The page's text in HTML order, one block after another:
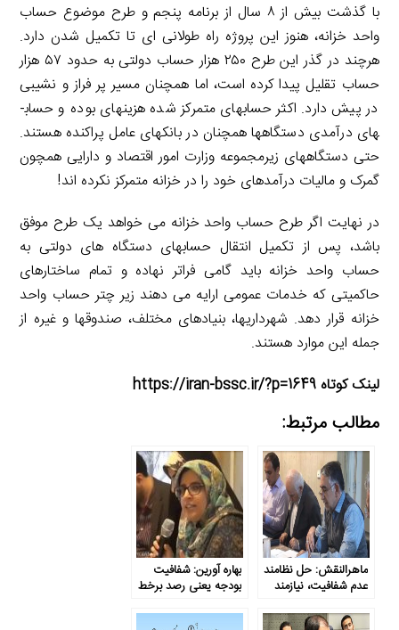
با گذشت بیش از ۸ سال از برنامه پنجم و طرح موضوع حساب
واحد خزانه، هنوز این پروژه راه طولانی­ ای تا تکمیل شدن دارد.
هرچند در گذر این طرح ۲۵۰ هزار حساب دولتی به حدود ۵۷ هزار
حساب تقلیل پیدا کرده است، اما همچنان مسیر پر فراز و نشیبی
در پیش دارد. اکثر حساب­های متمرکز شده هزینه­ای بوده و حساب­
های درآمدی دستگاه­ها همچنان در بانک­های عامل پراکنده هستند.
حتی دستگاه­های زیرمجموعه وزارت امور اقتصاد و دارایی همچون
گمرک و مالیات درآمدهای خود را در خزانه متمرکز نکرده­ اند!
در نهایت اگر طرح حساب واحد خزانه می­ خواهد یک طرح موفق
باشد، پس از تکمیل انتقال حساب­های دستگاه های دولتی به
حساب واحد خزانه باید گامی فراتر نهاده و تمام ساختارهای
حاکمیتی که خدمات عمومی ارایه می ­دهند زیر چتر حساب واحد
خزانه قرار دهد. شهرداری­ها، بنیاد­های مختلف، صندوق­ها و غیره از
جمله این موارد هستند.
لینک کوتاه https://iran-bssc.ir/?p=1649
مطالب مرتبط:
ماهرالنقش: حل نظامند
عدم شفافیت، نیازمند
کلان نظام است
بهاره آورین: شفافیت
بودجه یعنی رصد برخط